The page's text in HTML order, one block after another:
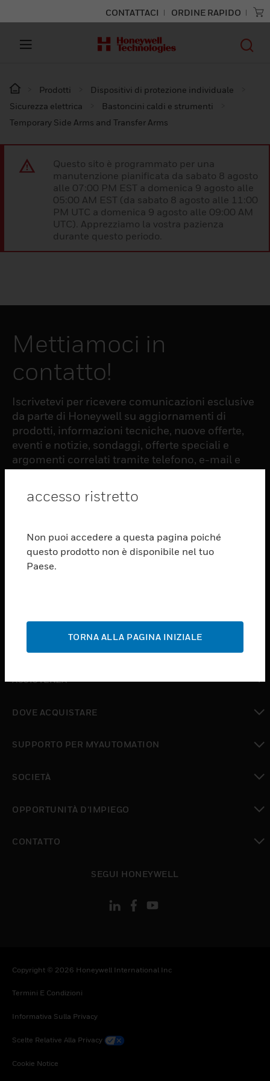
CONTATTACI ORDINE RAPIDO
Prodotti
Dispositivi di protezione individuale
Sicurezza elettrica
Bastoncini caldi e strumenti
Temporary Side Arms and Transfer Arms
Questo sito è programmato per una
manutenzione pianificata da sabato 8 agosto
alle 07:00 PM EST a domenica 9 agosto alle
05:00 AM EST (da sabato 8 agosto alle 11:00
PM UTC a domenica 9 agosto alle 09:00 AM
UTC). Apprezziamo la vostra pazienza
durante questo periodo.
Mettiamoci in
contatto!
Iscrivetevi per ricevere comunicazioni esclusive
da parte di Honeywell su aggiornamenti di
prodotti, informazioni tecniche, nuove offerte,
eventi e notizie, sondaggi, offerte speciali e
argomenti correlati tramite telefono, e-mail e
PRODUCTS
toggle view
ASSISTENZA
DOVE ACQUISTARE
SUPPORTO PER MYAUTOMATION
SOCIETÀ
OPPORTUNITÀ D’IMPIEGO
CONTATTO
SEGUI HONEYWELL
Copyright © 2026 Honeywell International Inc
Termini E Condizioni
Informativa Sulla Privacy
Scelte Relative Alla Privacy
Cookie Notice
accesso ristretto
Non puoi accedere a questa pagina poiché
questo prodotto non è disponibile nel tuo
Paese.
TORNA ALLA PAGINA INIZIALE